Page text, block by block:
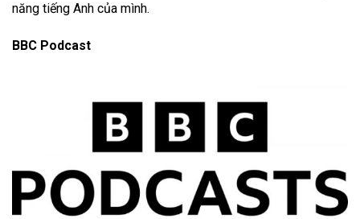
năng tiếng Anh của mình.
BBC Podcast